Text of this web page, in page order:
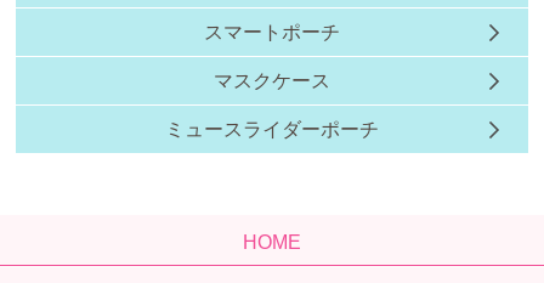
スマートポーチ
マスクケース
ミュースライダーポーチ
HOME